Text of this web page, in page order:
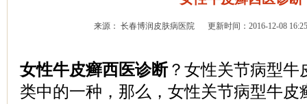
来源： 长春博润皮肤病医院 更新时间：2016-12-08
女性牛皮癣西医诊断？女性关节病型牛
类中的一种，那么，女性关节病型牛皮